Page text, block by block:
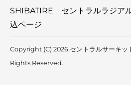
SHIBATIRE セントラルラジア
込ページ
Copyright (C) 2026 セントラルサーキッ
Rights Reserved.